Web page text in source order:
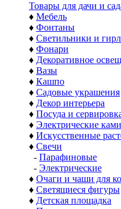
Товары для дачи и
♦ Мебель
♦ Фонтаны
♦ Светильники и
♦ Фонари
♦ Декоративное
♦ Вазы
♦ Кашпо
♦ Садовые украшения
♦ Декор интерьера
♦ Посуда и
♦ Электрические
♦ Искусственные
♦ Свечи
- Парафиновые
- Электрические
♦ Очаги и чаши для
♦ Светящиеся фигуры
♦ Детская площадка